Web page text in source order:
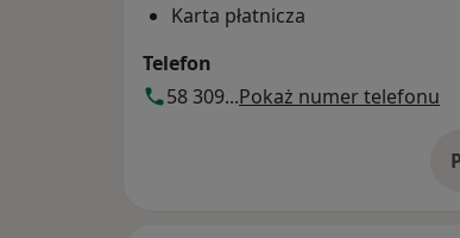
Karta płatnicza
Telefon
58 309...Pokaż numer telefonu